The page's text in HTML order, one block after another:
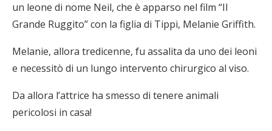
un leone di nome Neil, che è apparso nel film “Il
Grande Ruggito” con la figlia di Tippi, Melanie Griffith.
Melanie, allora tredicenne, fu assalita da uno dei leoni
e necessitò di un lungo intervento chirurgico al viso.
Da allora l’attrice ha smesso di tenere animali
pericolosi in casa!